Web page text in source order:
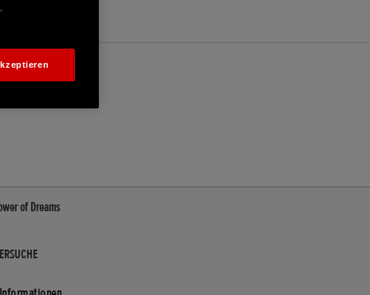
of Dreams